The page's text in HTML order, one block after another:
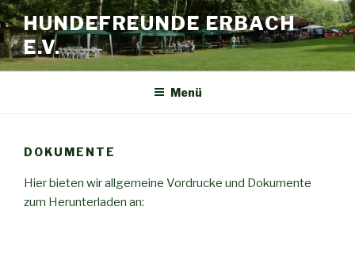
HUNDEFREUNDE ERBACH
E.V.
Menü
DOKUMENTE
Hier bieten wir allgemeine Vordrucke und Dokumente
zum Herunterladen an: